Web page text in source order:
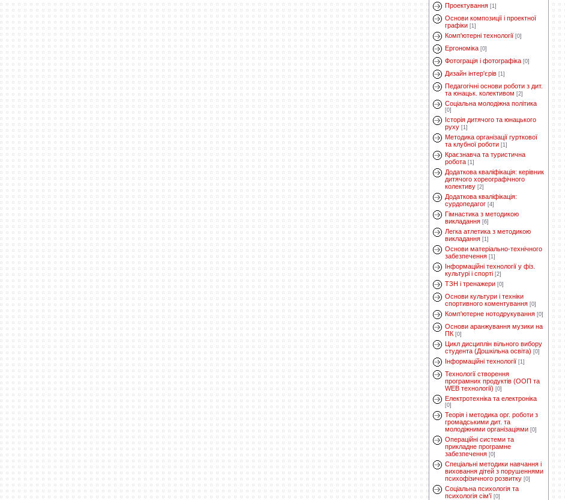
Проектування [1]
Основи композиції і проектної
графіки [1]
Комп'ютерні технології [0]
Ергономіка [0]
Фотограція і фотографіка [0]
Дизайн інтер'єрів [1]
Педагогічні основи роботи з дит.
та юнацьк. колективом [2]
Соціальна молодіжна політика
[0]
Історія дитячого та юнацького
руху [1]
Методика організації гурткової
та клубної роботи [1]
Краєзнавча та туристична
робота [1]
Додаткова кваліфікація: керівник
дитячого хореографічного
колективу [2]
Додаткова кваліфікація:
сурдопедагог [4]
Гімнастика з методикою
викладання [6]
Легка атлетика з методикою
викладання [1]
Основи матеріально-технічного
забезпечення [1]
Інформаційні технології у фіз.
культурі і спорті [2]
ТЗН і тренажери [0]
Основи культури і техніки
спортивного коментування [0]
Комп'ютерне нотодрукування [0]
Основи аранжування музики на
ПК [0]
Цикл дисциплін вільного вибору
студента (Дошкільна освіта) [0]
Інформаційні технології [1]
Технології створення
програмних продуктів (ООП та
WEB технології) [0]
Електротехніка та електроніка
[0]
Теорія і методика орг. роботи з
громадськими дит. та
молодіжними організаціями [0]
Операційні системи та
прикладне програмне
забезпечення [0]
Спеціальні методики навчання і
виховання дітей з порушеннями
психофізичного розвитку [0]
Соціальна психологія та
психологія сім'ї [0]